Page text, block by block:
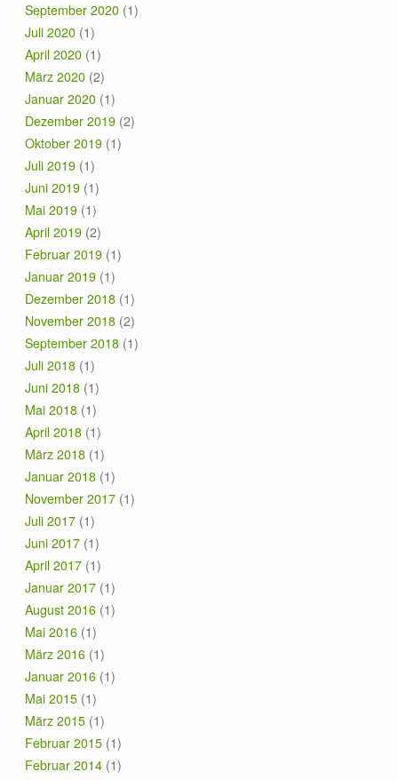
September 2020 (1)
Juli 2020 (1)
April 2020 (1)
März 2020 (2)
Januar 2020 (1)
Dezember 2019 (2)
Oktober 2019 (1)
Juli 2019 (1)
Juni 2019 (1)
Mai 2019 (1)
April 2019 (2)
Februar 2019 (1)
Januar 2019 (1)
Dezember 2018 (1)
November 2018 (2)
September 2018 (1)
Juli 2018 (1)
Juni 2018 (1)
Mai 2018 (1)
April 2018 (1)
März 2018 (1)
Januar 2018 (1)
November 2017 (1)
Juli 2017 (1)
Juni 2017 (1)
April 2017 (1)
Januar 2017 (1)
August 2016 (1)
Mai 2016 (1)
März 2016 (1)
Januar 2016 (1)
Mai 2015 (1)
März 2015 (1)
Februar 2015 (1)
Februar 2014 (1)